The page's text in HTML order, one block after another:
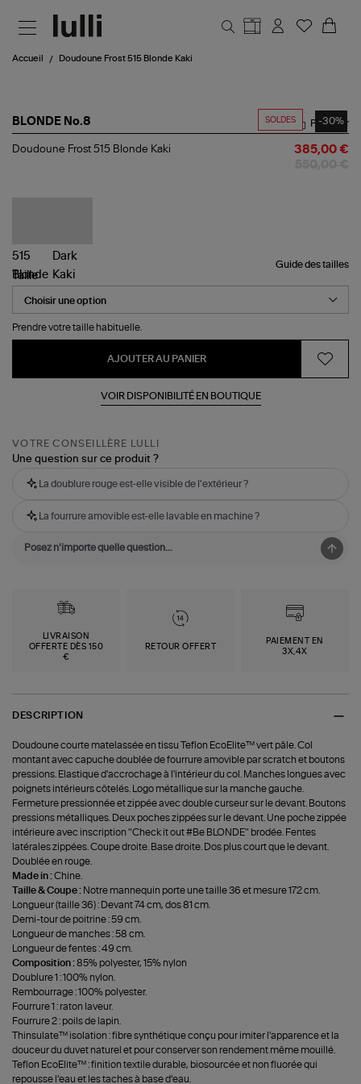
Accueil Doudoune Frost 515 Blonde Kaki
SOLDES -30%
BLONDE No.8
Doudoune
Partager
Doudoune Frost 515 Blonde Kaki 385,00 €
Guide des tailles
Taille
Prendre votre taille habituelle.
AJOUTER AU PANIER
VOIR DISPONIBILITÉ EN BOUTIQUE
VOTRE CONSEILLÈRE LULLI
Une question sur ce produit ?
La doublure rouge est-elle visible de l'extérieur ?
La fourrure amovible est-elle lavable en machine ?
LIVRAISON
OFFERTE DÈS 150
€
RETOUR OFFERT
PAIEMENT EN
3X,4X
DESCRIPTION
Doudoune courte matelassée en tissu Teflon EcoElite™ vert pâle. Col
montant avec capuche doublée de fourrure amovible par scratch et boutons
pressions. Elastique d'accrochage à l'intérieur du col. Manches longues avec
poignets intérieurs côtelés. Logo métallique sur la manche gauche.
Fermeture pressionnée et zippée avec double curseur sur le devant. Boutons
pressions métalliques. Deux poches zippées sur le devant. Une poche zippée
intérieure avec inscription "Check it out #Be BLONDE" brodée. Fentes
latérales zippées. Coupe droite. Base droite. Dos plus court que le devant.
Doublée en rouge.
Made in :Chine.
Taille & Coupe : Notre mannequin porte une taille 36 et mesure 172 cm.
Longueur (taille 36) : Devant 74 cm, dos 81 cm.
Demi-tour de poitrine : 59 cm.
Longueur de manches : 58 cm.
Longueur de fentes : 49 cm.
Composition :85% polyester, 15% nylon
Doublure 1 : 100% nylon.
Rembourrage : 100% polyester.
Fourrure 1 : raton laveur.
Fourrure 2 : poils de lapin.
Thinsulate™ isolation : fibre synthétique conçu pour imiter l'apparence et la
douceur du duvet naturel et pour conserver son rendement même mouillé.
Teflon EcoElite™ : finition textile durable, biosourcée et non fluorée qui
repousse l’eau et les taches à base d’eau.